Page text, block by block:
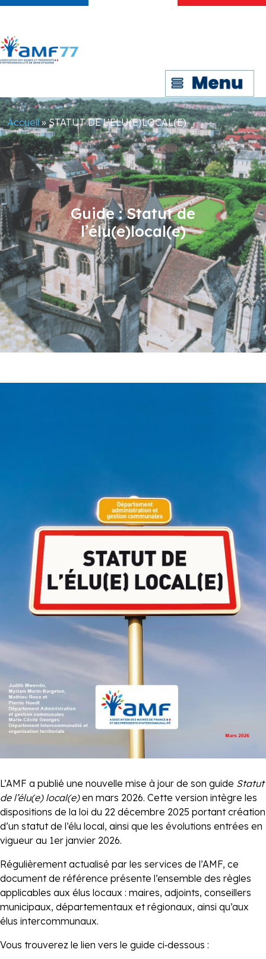
Accueil»STATUT DE L’ELU(E)LOCAL(E)
Guide : Statut de
l’élu(e)local(e)
L’AMF a publié une nouvelle mise à jour de son guide Statut
de l’élu(e) local(e)en mars 2026. Cette version intègre les
dispositions de la loi du 22 décembre 2025 portant création
d’un statut de l’élu local, ainsi que les évolutions entrées en
vigueur au 1er janvier 2026.
Régulièrement actualisé par les services de l’AMF, ce
document de référence présente l’ensemble des règles
applicables aux élus locaux : maires, adjoints, conseillers
municipaux, départementaux et régionaux, ainsi qu’aux
élus intercommunaux.
Vous trouverez le lien vers le guide ci‑dessous :